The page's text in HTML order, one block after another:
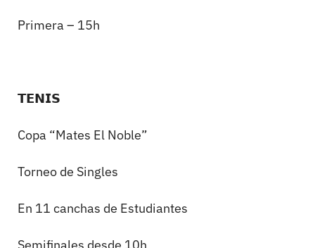
Primera – 15h
𝗧𝗘𝗡𝗜𝗦
Copa “Mates El Noble”
Torneo de Singles
En 11 canchas de Estudiantes